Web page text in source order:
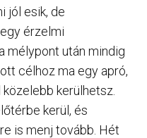
jól esik, de
érzelmi
mélypont után mindig
célhoz ma egy apró,
kerülhetsz.
kerül, és
is menj tovább. Hét